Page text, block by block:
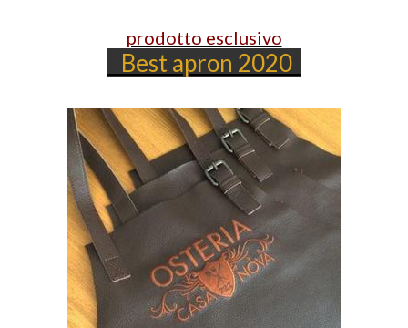
prodotto esclusivo
Best apron 2020